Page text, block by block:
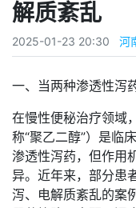
解质紊乱
2025-01-23 20:30 河
一、当两种渗透性泻
在慢性便秘治疗领域
称“聚乙二醇”）是临
渗透性泻药，但作用
异。近年来，部分患
泻、电解质紊乱的案